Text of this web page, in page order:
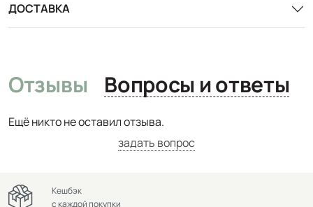
ДОСТАВКА
Отзывы Вопросы и ответы
Ещё никто не оставил отзыва.
задать вопрос
Кешбэк
с каждой покупки